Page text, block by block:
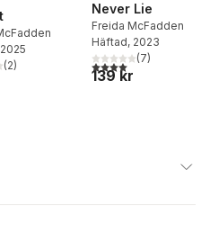
stjärnor. Totalt antal röster:
(2)
Never Lie
Freida McFadden
Häftad, 2023
4,0utav 5 stjärnor.
(7)
139 kr